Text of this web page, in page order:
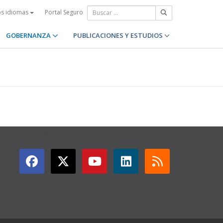
idiomas Portal Seguro
GOBERNANZA PUBLICACIONES Y ESTUDIOS